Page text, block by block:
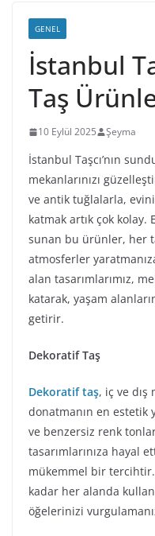
GENEL
İstanbul
Taş
10 Eylül 2025 Şeyma
İstanbul Taşcı’nın
mekanlarınızı
ve antik tuğlalarla,
katmak artık çok
sunan bu ürünler, her
atmosferler
alan tasarımlarımız,
katarak, yaşam
getirir.
Dekoratif Taş
Dekoratif taş, iç ve dış
donatmanın en estetik
ve benzersiz renk
tasarımlarınıza hayal
mükemmel bir
kadar her alanda
öğelerinizi